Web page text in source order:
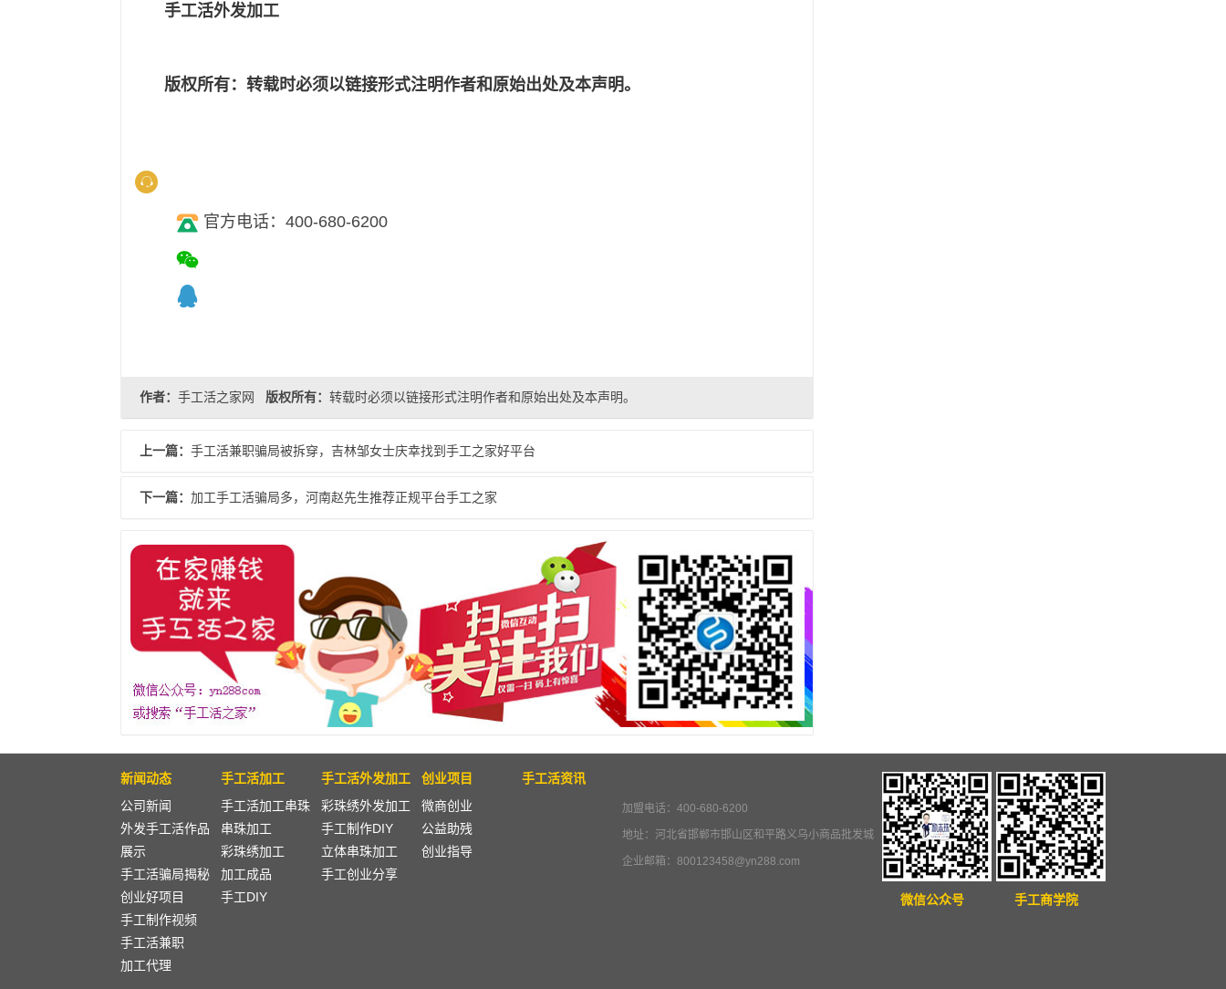
手工活外发加工
版权所有：转载时必须以链接形式注明作者和原始出处及本声明。
官方电话：400-680-6200
作者： 手工活之家网 版权所有： 转载时必须以链接形式注明作者和原始出处及本声明。
上一篇： 手工活兼职骗局被拆穿，吉林邹女士庆幸找到手工之家好平台
下一篇： 加工手工活骗局多，河南赵先生推荐正规平台手工之家
新闻动态
公司新闻
外发手工活作品
展示
手工活骗局揭秘
创业好项目
手工制作视频
手工活兼职
加工代理
手工活加工
手工活加工串珠
串珠加工
彩珠绣加工
加工成品
手工DIY
手工活外发加工
彩珠绣外发加工
手工制作DIY
立体串珠加工
手工创业分享
创业项目
微商创业
公益助残
创业指导
手工活资讯
加盟电话：400-680-6200
地址：河北省邯郸市邯山区和平路义乌小商品批发城
企业邮箱：800123458@yn288.com
微信公众号 手工商学院